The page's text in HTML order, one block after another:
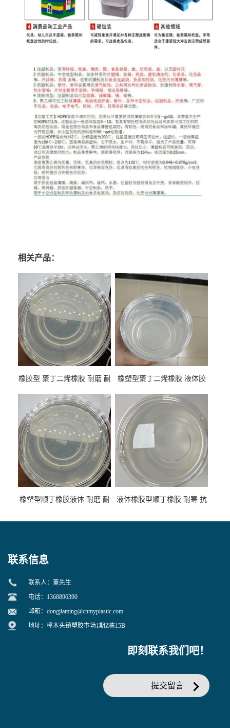
相关产品：
橡胶型 聚丁二烯橡胶 耐磨 耐
性
橡塑型聚丁二烯橡胶 液体胶
专用
橡塑型顺丁橡胶液体 耐磨 耐
液体橡胶型顺丁橡胶 耐寒 抗
联系信息
联系人：董先生
电话：1368896390
邮箱： dongjiaming@cnmyplastic.com
地址：樟木头镇塑胶市场1期Z栋15B
即刻联系我们吧！
提交留言